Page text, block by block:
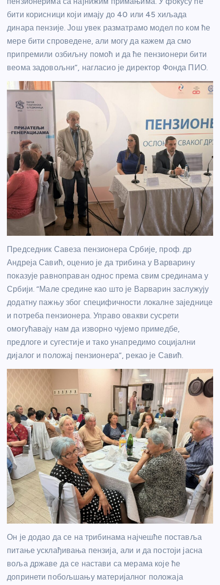
бити корисници који имају до 40 или 45 хиљада
динара пензије. Још увек разматрамо модел по ком ће
мере бити спроведене, али могу да кажем да смо
припремили озбиљну помоћ и да ће пензионери бити
веома задовољни”, нагласио је директор Фонда ПИО.
Председник Савеза пензионера Србије, проф. др
Андреја Савић, оценио је да трибина у Варварину
показује равноправан однос према свим срединама у
Србији. “Мале средине као што је Варварин заслужују
додатну пажњу због специфичности локалне заједнице
и потреба пензионера. Управо овакви сусрети
омогућавају нам да изворно чујемо примедбе,
предлоге и сугестије и тако унапредимо социјални
дијалог и положај пензионера”, рекао је Савић.
Он је додао да се на трибинама најчешће поставља
питање усклађивања пензија, али и да постоји јасна
воља државе да се настави са мерама које ће
допринети побољшању материјалног положаја